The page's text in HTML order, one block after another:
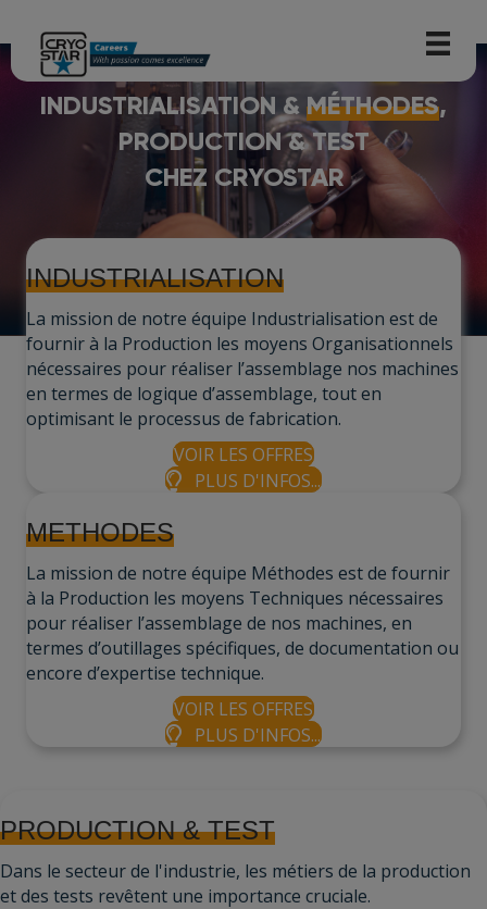
INDUSTRIALISATION & MÉTHODES,
PRODUCTION & TEST
CHEZ CRYOSTAR
INDUSTRIALISATION
La mission de notre équipe Industrialisation est de
fournir à la Production les moyens Organisationnels
nécessaires pour réaliser l’assemblage nos machines
en termes de logique d’assemblage, tout en
optimisant le processus de fabrication.
VOIR LES OFFRES
PLUS D'INFOS...
METHODES
La mission de notre équipe Méthodes est de fournir
à la Production les moyens Techniques nécessaires
pour réaliser l’assemblage de nos machines, en
termes d’outillages spécifiques, de documentation ou
encore d’expertise technique.
VOIR LES OFFRES
PLUS D'INFOS...
PRODUCTION & TEST
Dans le secteur de l'industrie, les métiers de la production
et des tests revêtent une importance cruciale.